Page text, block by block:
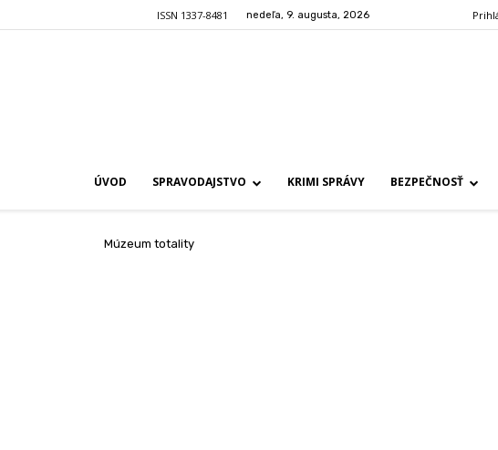
ISSN 1337-8481 nedeľa, 9. augusta, 2026
ÚVOD SPRAVODAJSTVO KRIMI SPRÁVY BEZPEČNOSŤ
Múzeum totality